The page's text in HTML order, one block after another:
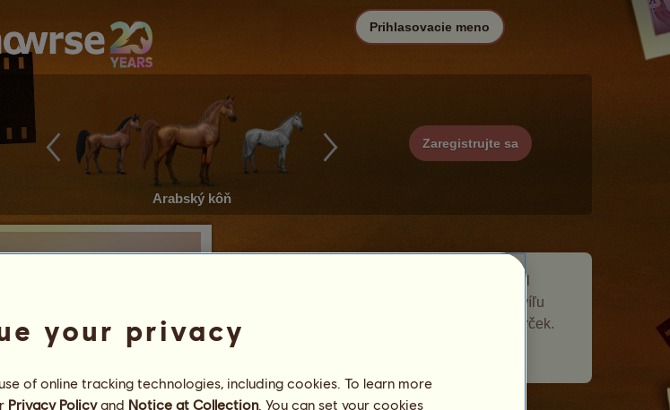
Arabský kôň
Zaregistrujte sa
Prihlasovacie meno
Oceánia je putovný kôň, ktorý sa objavil
udalosti Putovné kone. Chvíľu
zostal vo vašom žrebčíne a dal vám darček.
your privacy
of online tracking technologies, including cookies. To learn more
Privacy Policyand Notice at Collection. You can set your cookies